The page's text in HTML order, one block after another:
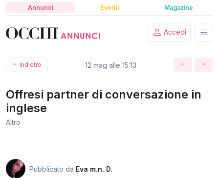
Annunci Eventi Magazine
Accedi
Indietro 12 mag alle 15:13
Offresi partner di conversazione in
inglese
Altro
Pubblicato da Eva m.n. D.